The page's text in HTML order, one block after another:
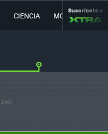
CIENCIA MOVILIDAD
Suscríbete a